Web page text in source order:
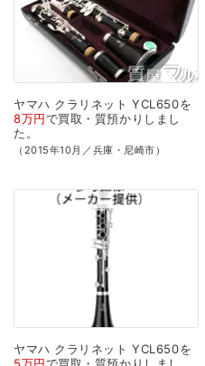
ヤマハ クラリネット YCL650を
8万円で買取・質預かり しまし
た。
（2015年10月／兵庫・尼崎市）
ヤマハ クラリネット YCL650を